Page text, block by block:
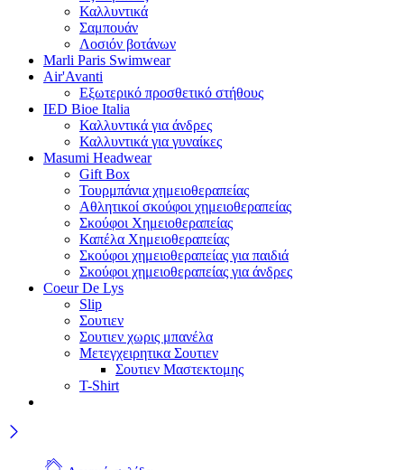
Καλλυντικά
Σαμπουάν
Λοσιόν βοτάνων
Marli Paris Swimwear
Air'Avanti
Εξωτερικό προσθετικό στήθους
IED Bioe Italia
Καλλυντικά για άνδρες
Καλλυντικά για γυναίκες
Masumi Headwear
Gift Box
Τουρμπάνια χημειοθεραπείας
Αθλητικοί σκούφοι χημειοθεραπείας
Σκούφοι Χημειοθεραπείας
Καπέλα Χημειοθεραπείας
Σκούφοι χημειοθεραπείας για παιδιά
Σκούφοι χημειοθεραπείας για άνδρες
Coeur De Lys
Slip
Σουτιεν
Σουτιεν χωρις μπανέλα
Μετεγχειρητικα Σουτιεν
Σουτιεν Μαστεκτομης
T-Shirt